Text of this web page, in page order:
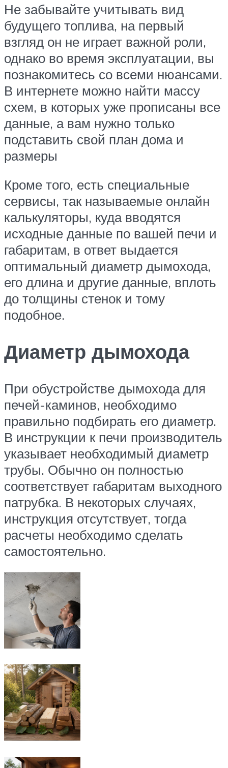
Не забывайте учитывать вид
будущего топлива, на первый
взгляд он не играет важной роли,
однако во время эксплуатации, вы
познакомитесь со всеми нюансами.
В интернете можно найти массу
схем, в которых уже прописаны все
данные, а вам нужно только
подставить свой план дома и
размеры
Кроме того, есть специальные
сервисы, так называемые онлайн
калькуляторы, куда вводятся
исходные данные по вашей печи и
габаритам, в ответ выдается
оптимальный диаметр дымохода,
его длина и другие данные, вплоть
до толщины стенок и тому
подобное.
Диаметр дымохода
При обустройстве дымохода для
печей-каминов, необходимо
правильно подбирать его диаметр.
В инструкции к печи производитель
указывает необходимый диаметр
трубы. Обычно он полностью
соответствует габаритам выходного
патрубка. В некоторых случаях,
инструкция отсутствует, тогда
расчеты необходимо сделать
самостоятельно.